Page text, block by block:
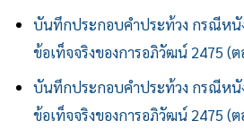
บันทึกประกอบคำประท้วง กรณีหนั
ข้อเท็จจริงของการอภิวัฒน์ 2475 (
บันทึกประกอบคำประท้วง กรณีหนั
ข้อเท็จจริงของการอภิวัฒน์ 2475 (